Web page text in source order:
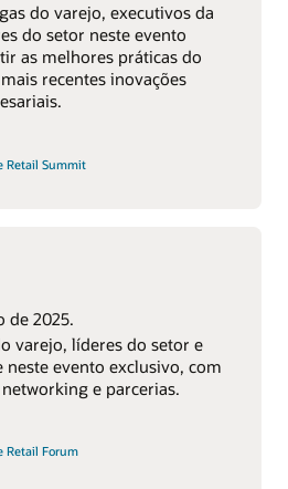
do varejo, executivos da
do setor neste evento
as melhores práticas do
recentes inovações
Retail Summit
de 2025.
varejo, líderes do setor e
neste evento exclusivo, com
e parcerias.
Retail Forum